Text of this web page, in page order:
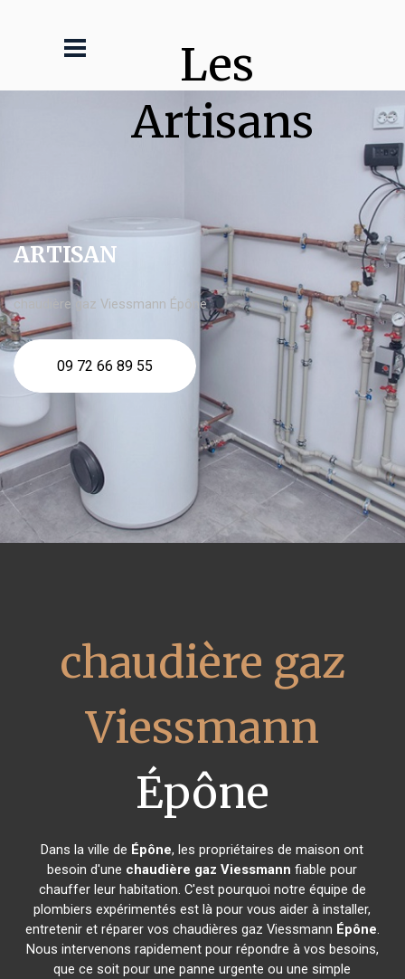
Les
Artisans
ARTISAN
chaudière gaz Viessmann Épône
09 72 66 89 55
chaudière gaz
Viessmann
Épône
Dans la ville de Épône, les propriétaires de maison ont
besoin d'une chaudière gaz Viessmann fiable pour
chauffer leur habitation. C'est pourquoi notre équipe de
plombiers expérimentés est là pour vous aider à installer,
entretenir et réparer vos chaudières gaz Viessmann Épône.
Nous intervenons rapidement pour répondre à vos besoins,
que ce soit pour une panne urgente ou une simple